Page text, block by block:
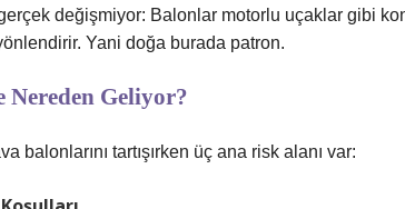
değişmiyor: Balonlar motorlu uçaklar gibi
Yani doğa burada patron.
Nereden Geliyor?
balonlarını tartışırken üç ana risk alanı var: